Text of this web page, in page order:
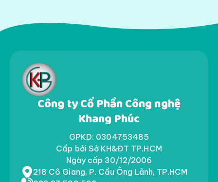
Công ty Cổ Phần Công nghệ
Khang Phúc
GPKD: 0304753485
Cấp bởi Sở KH&ĐT TP.HCM
Ngày cấp 30/12/2006
218 Cô Giang, P. Cầu Ông Lãnh, TP.HCM